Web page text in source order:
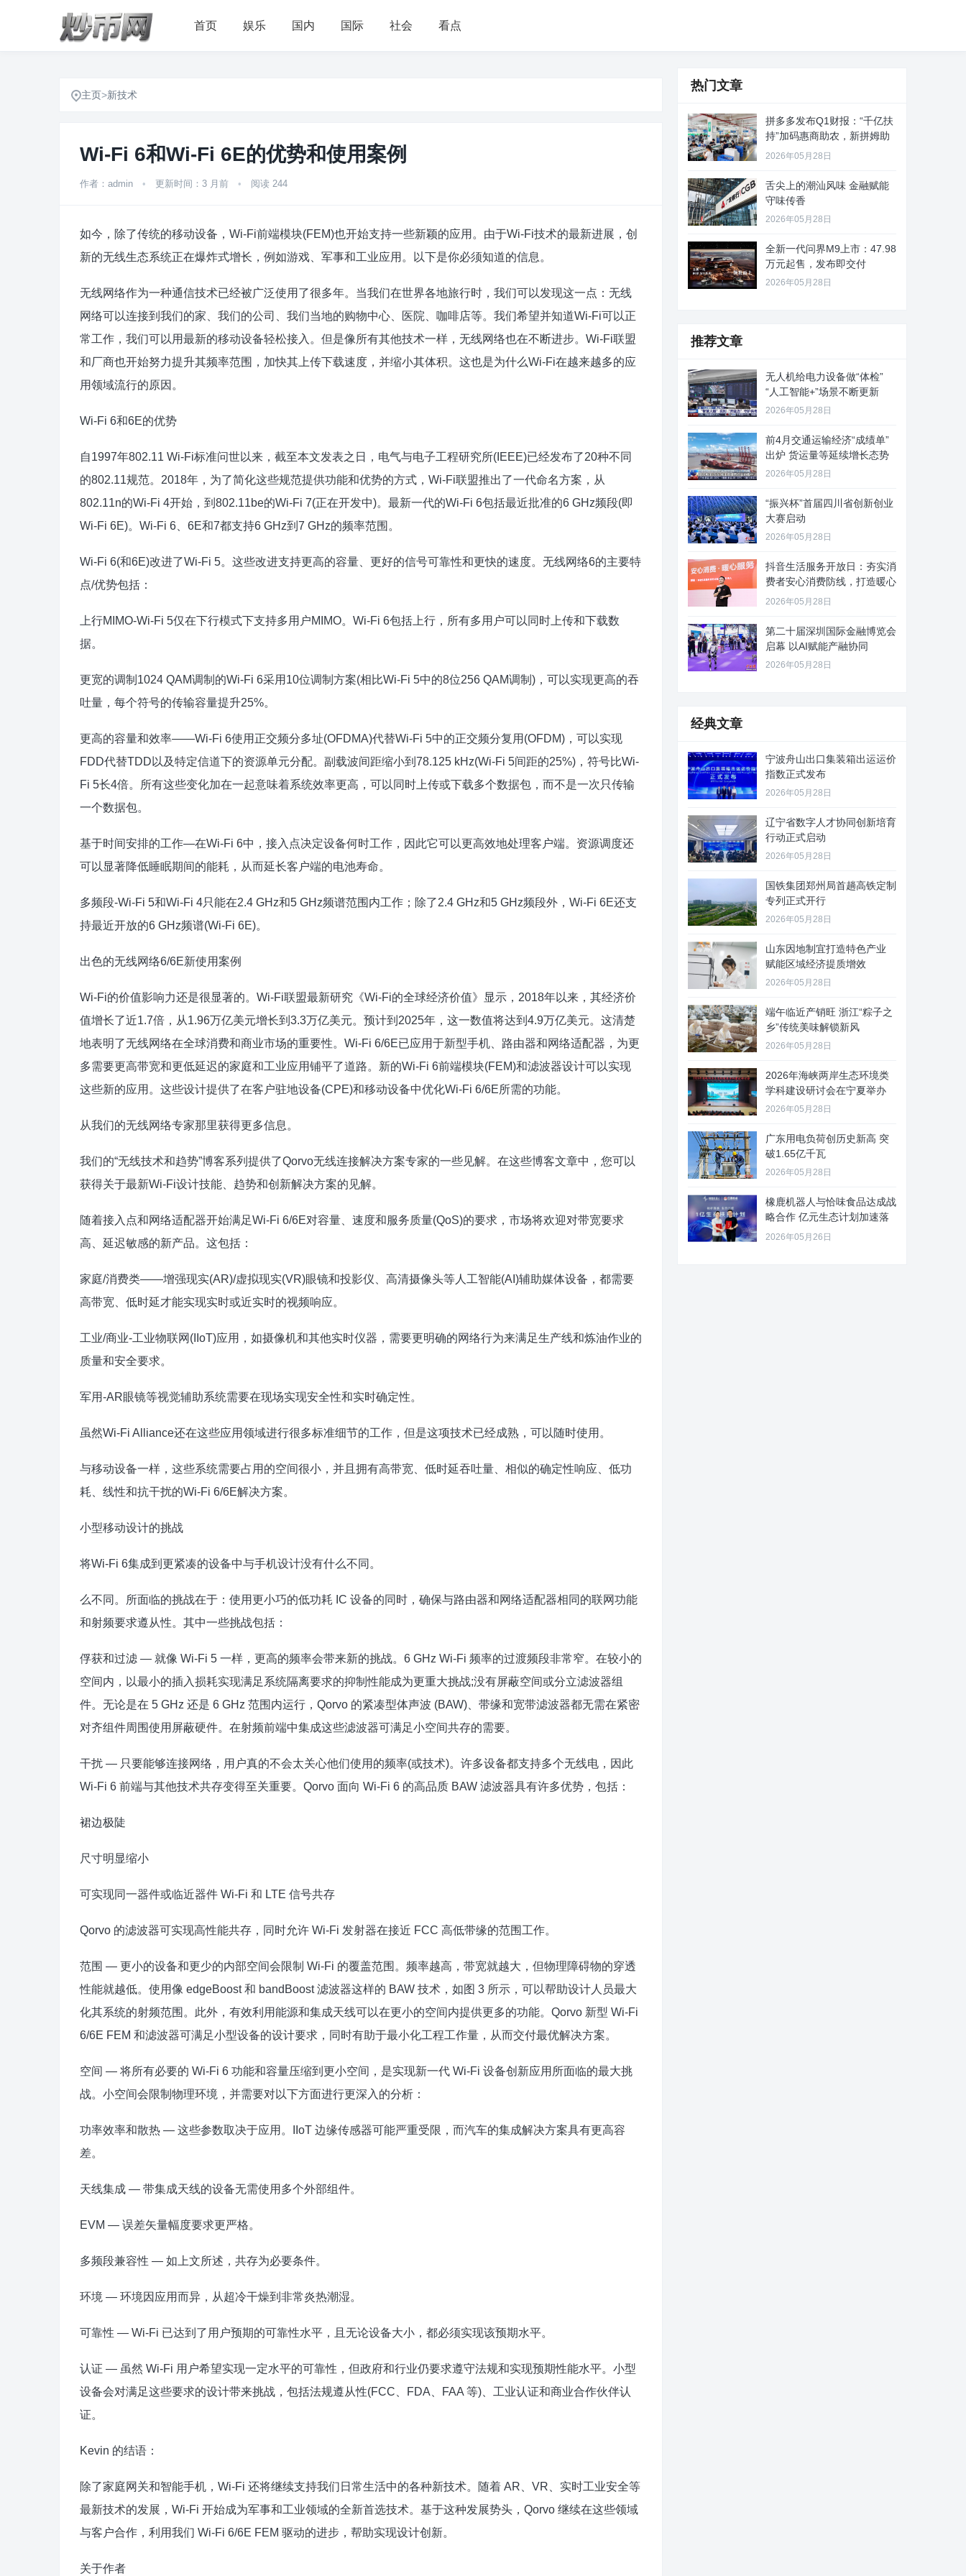
首页 娱乐 国内 国际 社会 看点
主页>新技术
Wi-Fi 6和Wi-Fi 6E的优势和使用案例
作者：admin • 更新时间：3 月前 • 阅读 244
如今，除了传统的移动设备，Wi-Fi前端模块(FEM)也开始支持一些新颖的应用。由于Wi-Fi技术的最新进展，创
新的无线生态系统正在爆炸式增长，例如游戏、军事和工业应用。以下是你必须知道的信息。
无线网络作为一种通信技术已经被广泛使用了很多年。当我们在世界各地旅行时，我们可以发现这一点：无线
网络可以连接到我们的家、我们的公司、我们当地的购物中心、医院、咖啡店等。我们希望并知道Wi-Fi可以正
常工作，我们可以用最新的移动设备轻松接入。但是像所有其他技术一样，无线网络也在不断进步。Wi-Fi联盟
和厂商也开始努力提升其频率范围，加快其上传下载速度，并缩小其体积。这也是为什么Wi-Fi在越来越多的应
用领域流行的原因。
Wi-Fi 6和6E的优势
自1997年802.11 Wi-Fi标准问世以来，截至本文发表之日，电气与电子工程研究所(IEEE)已经发布了20种不同
的802.11规范。2018年，为了简化这些规范提供功能和优势的方式，Wi-Fi联盟推出了一代命名方案，从
802.11n的Wi-Fi 4开始，到802.11be的Wi-Fi 7(正在开发中)。最新一代的Wi-Fi 6包括最近批准的6 GHz频段(即
Wi-Fi 6E)。Wi-Fi 6、6E和7都支持6 GHz到7 GHz的频率范围。
Wi-Fi 6(和6E)改进了Wi-Fi 5。这些改进支持更高的容量、更好的信号可靠性和更快的速度。无线网络6的主要特
点/优势包括：
上行MIMO-Wi-Fi 5仅在下行模式下支持多用户MIMO。Wi-Fi 6包括上行，所有多用户可以同时上传和下载数
据。
更宽的调制1024 QAM调制的Wi-Fi 6采用10位调制方案(相比Wi-Fi 5中的8位256 QAM调制)，可以实现更高的吞
吐量，每个符号的传输容量提升25%。
更高的容量和效率——Wi-Fi 6使用正交频分多址(OFDMA)代替Wi-Fi 5中的正交频分复用(OFDM)，可以实现
FDD代替TDD以及特定信道下的资源单元分配。副载波间距缩小到78.125 kHz(Wi-Fi 5间距的25%)，符号比Wi-
Fi 5长4倍。所有这些变化加在一起意味着系统效率更高，可以同时上传或下载多个数据包，而不是一次只传输
一个数据包。
基于时间安排的工作—在Wi-Fi 6中，接入点决定设备何时工作，因此它可以更高效地处理客户端。资源调度还
可以显著降低睡眠期间的能耗，从而延长客户端的电池寿命。
多频段-Wi-Fi 5和Wi-Fi 4只能在2.4 GHz和5 GHz频谱范围内工作；除了2.4 GHz和5 GHz频段外，Wi-Fi 6E还支
持最近开放的6 GHz频谱(Wi-Fi 6E)。
出色的无线网络6/6E新使用案例
Wi-Fi的价值影响力还是很显著的。Wi-Fi联盟最新研究《Wi-Fi的全球经济价值》显示，2018年以来，其经济价
值增长了近1.7倍，从1.96万亿美元增长到3.3万亿美元。预计到2025年，这一数值将达到4.9万亿美元。这清楚
地表明了无线网络在全球消费和商业市场的重要性。Wi-Fi 6/6E已应用于新型手机、路由器和网络适配器，为更
多需要更高带宽和更低延迟的家庭和工业应用铺平了道路。新的Wi-Fi 6前端模块(FEM)和滤波器设计可以实现
这些新的应用。这些设计提供了在客户驻地设备(CPE)和移动设备中优化Wi-Fi 6/6E所需的功能。
从我们的无线网络专家那里获得更多信息。
我们的“无线技术和趋势”博客系列提供了Qorvo无线连接解决方案专家的一些见解。在这些博客文章中，您可以
获得关于最新Wi-Fi设计技能、趋势和创新解决方案的见解。
随着接入点和网络适配器开始满足Wi-Fi 6/6E对容量、速度和服务质量(QoS)的要求，市场将欢迎对带宽要求
高、延迟敏感的新产品。这包括：
家庭/消费类——增强现实(AR)/虚拟现实(VR)眼镜和投影仪、高清摄像头等人工智能(AI)辅助媒体设备，都需要
高带宽、低时延才能实现实时或近实时的视频响应。
工业/商业-工业物联网(IIoT)应用，如摄像机和其他实时仪器，需要更明确的网络行为来满足生产线和炼油作业的
质量和安全要求。
军用-AR眼镜等视觉辅助系统需要在现场实现安全性和实时确定性。
虽然Wi-Fi Alliance还在这些应用领域进行很多标准细节的工作，但是这项技术已经成熟，可以随时使用。
与移动设备一样，这些系统需要占用的空间很小，并且拥有高带宽、低时延吞吐量、相似的确定性响应、低功
耗、线性和抗干扰的Wi-Fi 6/6E解决方案。
小型移动设计的挑战
将Wi-Fi 6集成到更紧凑的设备中与手机设计没有什么不同。
么不同。所面临的挑战在于：使用更小巧的低功耗 IC 设备的同时，确保与路由器和网络适配器相同的联网功能
和射频要求遵从性。其中一些挑战包括：
俘获和过滤 — 就像 Wi-Fi 5 一样，更高的频率会带来新的挑战。6 GHz Wi-Fi 频率的过渡频段非常窄。在较小的
空间内，以最小的插入损耗实现满足系统隔离要求的抑制性能成为更重大挑战;没有屏蔽空间或分立滤波器组
件。无论是在 5 GHz 还是 6 GHz 范围内运行，Qorvo 的紧凑型体声波 (BAW)、带缘和宽带滤波器都无需在紧密
对齐组件周围使用屏蔽硬件。在射频前端中集成这些滤波器可满足小空间共存的需要。
干扰 — 只要能够连接网络，用户真的不会太关心他们使用的频率(或技术)。许多设备都支持多个无线电，因此
Wi-Fi 6 前端与其他技术共存变得至关重要。Qorvo 面向 Wi-Fi 6 的高品质 BAW 滤波器具有许多优势，包括：
裙边极陡
尺寸明显缩小
可实现同一器件或临近器件 Wi-Fi 和 LTE 信号共存
Qorvo 的滤波器可实现高性能共存，同时允许 Wi-Fi 发射器在接近 FCC 高低带缘的范围工作。
范围 — 更小的设备和更少的内部空间会限制 Wi-Fi 的覆盖范围。频率越高，带宽就越大，但物理障碍物的穿透
性能就越低。使用像 edgeBoost 和 bandBoost 滤波器这样的 BAW 技术，如图 3 所示，可以帮助设计人员最大
化其系统的射频范围。此外，有效利用能源和集成天线可以在更小的空间内提供更多的功能。Qorvo 新型 Wi-Fi
6/6E FEM 和滤波器可满足小型设备的设计要求，同时有助于最小化工程工作量，从而交付最优解决方案。
空间 — 将所有必要的 Wi-Fi 6 功能和容量压缩到更小空间，是实现新一代 Wi-Fi 设备创新应用所面临的最大挑
战。小空间会限制物理环境，并需要对以下方面进行更深入的分析：
功率效率和散热 — 这些参数取决于应用。IIoT 边缘传感器可能严重受限，而汽车的集成解决方案具有更高容
差。
天线集成 — 带集成天线的设备无需使用多个外部组件。
EVM — 误差矢量幅度要求更严格。
多频段兼容性 — 如上文所述，共存为必要条件。
环境 — 环境因应用而异，从超冷干燥到非常炎热潮湿。
可靠性 — Wi-Fi 已达到了用户预期的可靠性水平，且无论设备大小，都必须实现该预期水平。
认证 — 虽然 Wi-Fi 用户希望实现一定水平的可靠性，但政府和行业仍要求遵守法规和实现预期性能水平。小型
设备会对满足这些要求的设计带来挑战，包括法规遵从性(FCC、FDA、FAA 等)、工业认证和商业合作伙伴认
证。
Kevin 的结语：
除了家庭网关和智能手机，Wi-Fi 还将继续支持我们日常生活中的各种新技术。随着 AR、VR、实时工业安全等
最新技术的发展，Wi-Fi 开始成为军事和工业领域的全新首选技术。基于这种发展势头，Qorvo 继续在这些领域
与客户合作，利用我们 Wi-Fi 6/6E FEM 驱动的进步，帮助实现设计创新。
关于作者
热门文章
拼多多发布Q1财报：“千亿扶
持”加码惠商助农，新拼姆助
力
2026年05月28日
舌尖上的潮汕风味 金融赋能
守味传香
2026年05月28日
全新一代问界M9上市：47.98
万元起售，发布即交付
2026年05月28日
推荐文章
无人机给电力设备做“体检”
“人工智能+”场景不断更新
2026年05月28日
前4月交通运输经济“成绩单”
出炉 货运量等延续增长态势
2026年05月28日
“振兴杯”首届四川省创新创业
大赛启动
2026年05月28日
抖音生活服务开放日：夯实消
费者安心消费防线，打造暖心
服务
2026年05月28日
第二十届深圳国际金融博览会
启幕 以AI赋能产融协同
2026年05月28日
经典文章
宁波舟山出口集装箱出运运价
指数正式发布
2026年05月28日
辽宁省数字人才协同创新培育
行动正式启动
2026年05月28日
国铁集团郑州局首趟高铁定制
专列正式开行
2026年05月28日
山东因地制宜打造特色产业
赋能区域经济提质增效
2026年05月28日
端午临近产销旺 浙江“粽子之
乡”传统美味解锁新风
2026年05月28日
2026年海峡两岸生态环境类
学科建设研讨会在宁夏举办
2026年05月28日
广东用电负荷创历史新高 突
破1.65亿千瓦
2026年05月28日
橡鹿机器人与恰味食品达成战
略合作 亿元生态计划加速落
地
2026年05月26日